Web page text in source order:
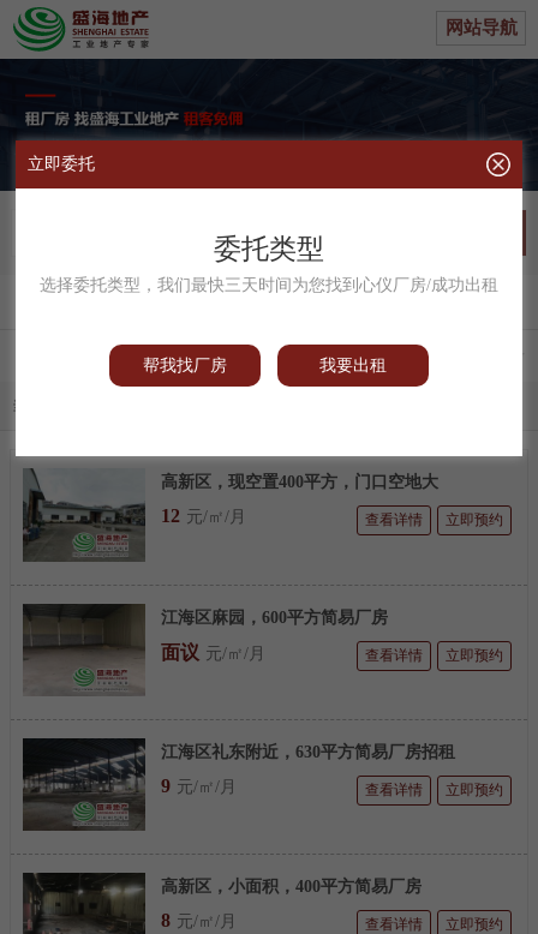
网站导航
供求 类型 面积
当前条件：
高新区，现空置400平方，门口空地大
12 元/㎡/月 立即预约
查看详情
江海区麻园，600平方简易厂房
面议 元/㎡/月 立即预约
查看详情
江海区礼东附近，630平方简易厂房招租
9 元/㎡/月 立即预约
查看详情
高新区，小面积，400平方简易厂房
8 元/㎡/月 立即预约
查看详情
立即委托
委托类型
选择委托类型，我们最快三天时间为您找到心仪厂房/成功出租
帮我找厂房 我要出租